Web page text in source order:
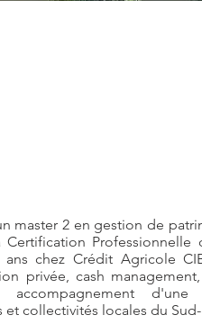
master 2 en gestion de
Professionnelle
ans chez Crédit Agricole
privée, cash
accompagnement
et collectivités locales du